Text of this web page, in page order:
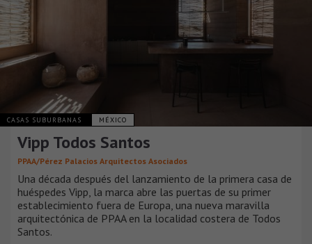
CASAS SUBURBANAS MÉXICO
Vipp Todos Santos
PPAA/Pérez Palacios Arquitectos Asociados
Una década después del lanzamiento de la primera casa de
huéspedes Vipp, la marca abre las puertas de su primer
establecimiento fuera de Europa, una nueva maravilla
arquitectónica de PPAA en la localidad costera de Todos
Santos.